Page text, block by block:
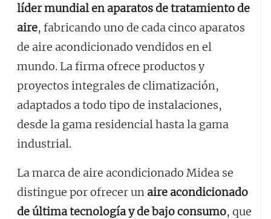
líder mundial en aparatos de tratamiento de
aire, fabricando uno de cada cinco aparatos
de aire acondicionado vendidos en el
mundo. La firma ofrece productos y
proyectos integrales de climatización,
adaptados a todo tipo de instalaciones,
desde la gama residencial hasta la gama
industrial.
La marca de aire acondicionado Midea se
distingue por ofrecer un aire acondicionado
de última tecnología y de bajo consumo, que